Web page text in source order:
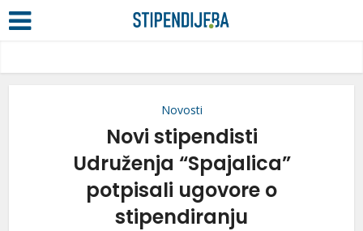
Novosti
Novi stipendisti
Udruženja “Spajalica”
potpisali ugovore o
stipendiranju